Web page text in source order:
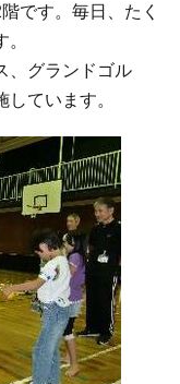
です。毎日、たく
、グランドゴル
ています。